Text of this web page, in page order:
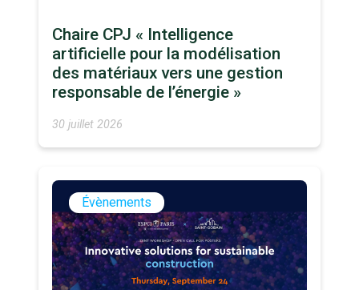
Chaire CPJ « Intelligence
artificielle pour la modélisation
des matériaux vers une gestion
responsable de l’énergie »
30 juillet 2026
Évènements